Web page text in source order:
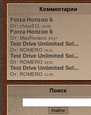
Комментарии
Forza Horizon 6
От: chep811 19:48
Forza Horizon 6
От: MaxFiorano 23:47
Test Drive Unlimited Sol...
От: ROMERO 18:31
Test Drive Unlimited Sol...
От: ROMERO 19:31
Test Drive Unlimited Sol...
От: ROMERO 11:49
Поиск